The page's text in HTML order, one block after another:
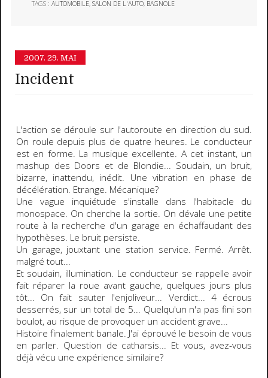
TAGS :AUTOMOBILE,SALON DE L'AUTO, BAGNOLE
2007. 29. MAI
Incident
L'action se déroule sur l'autoroute en direction du sud.
On roule depuis plus de quatre heures. Le conducteur
est en forme. La musique excellente. A cet instant, un
mashup des Doors et de Blondie... Soudain, un bruit,
bizarre, inattendu, inédit. Une vibration en phase de
décélération. Etrange. Mécanique?
Une vague inquiétude s'installe dans l'habitacle du
monospace. On cherche la sortie. On dévale une petite
route à la recherche d'un garage en échaffaudant des
hypothèses. Le bruit persiste.
Un garage, jouxtant une station service. Fermé. Arrêt.
malgré tout...
Et soudain, illumination. Le conducteur se rappelle avoir
fait réparer la roue avant gauche, quelques jours plus
tôt... On fait sauter l'enjoliveur... Verdict... 4 écrous
desserrés, sur un total de 5... Quelqu'un n'a pas fini son
boulot, au risque de provoquer un accident grave...
Histoire finalement banale. J'ai éprouvé le besoin de vous
en parler. Question de catharsis... Et vous, avez-vous
déjà vécu une expérience similaire?